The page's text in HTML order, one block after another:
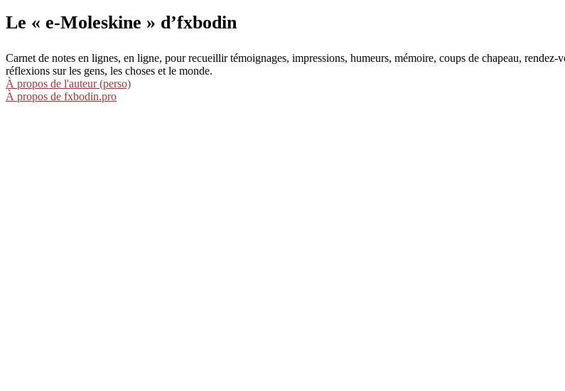
Le « e-Moleskine » d’fxbodin
Carnet de notes en lignes, en ligne, pour recueillir témoignages, impressions, humeurs, mémoire, coups de chapeau,
réflexions sur les gens, les choses et le monde.
À propos de l'auteur (perso)
À propos de fxbodin.pro